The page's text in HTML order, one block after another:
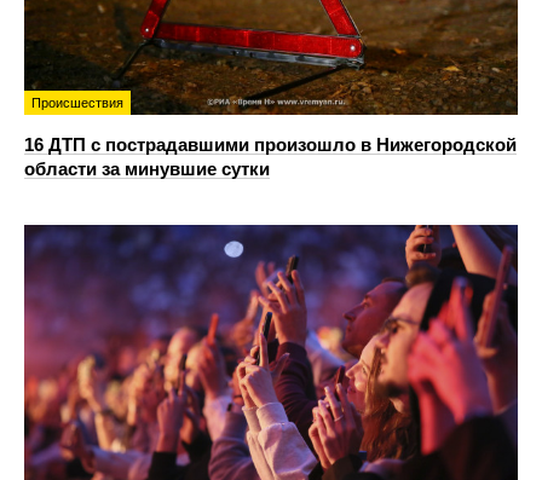
Происшествия
16 ДТП с пострадавшими произошло в Нижегородской
области за минувшие сутки